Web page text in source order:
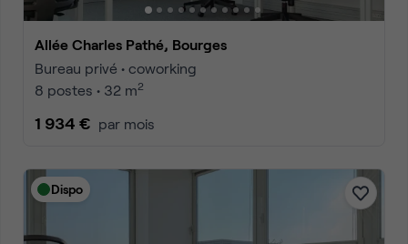
Allée Charles Pathé, Bourges
Bureau privé • coworking
8 postes • 32 m2
1 934 € par mois
Dispo